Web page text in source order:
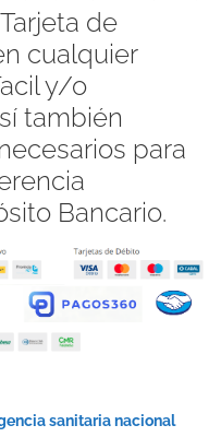
de
cualquier
y/o
también
para
Bancario.
sanitaria nacional